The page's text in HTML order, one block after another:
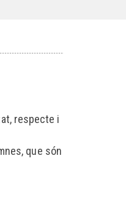
respecte i
que són